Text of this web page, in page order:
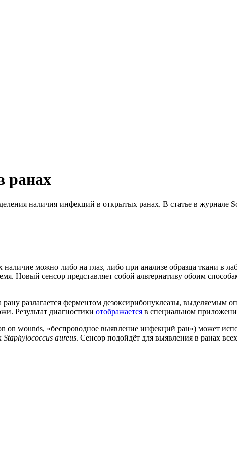
ранах
наличия инфекций в открытых ранах. В статье в журнале
можно либо на глаз, либо при анализе образца ткани в
Новый сенсор представляет собой альтернативу обоим
разлагается ферментом дезоксирибонуклеазы,
Результат диагностики отображается в специальном
wounds, «беспроводное выявление инфекций ран») может
Staphylococcus aureus. Сенсор подойдёт для выявления в ранах